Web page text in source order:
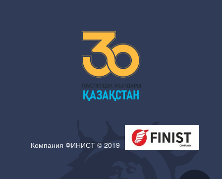
Компания ФИНИСТ © 2019